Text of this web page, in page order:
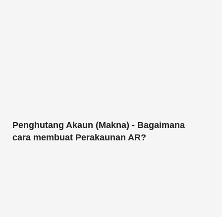
Penghutang Akaun (Makna) - Bagaimana
cara membuat Perakaunan AR?